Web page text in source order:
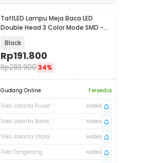
TaffLED Lampu Meja Baca LED
Double Head 3 Color Mode SMD -
Black
Rp191.800
Rp289.90034%
Gudang Online
Tersedia
Toko Jakarta Pusat
Habis
Toko Jakarta Barat
Habis
Toko Jakarta Utara
Habis
Toko Tangerang
Habis